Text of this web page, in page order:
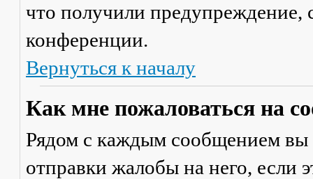
что получили предупреждение,
конференции.
Вернуться к началу
Как мне пожаловаться на
Рядом с каждым сообщением вы
отправки жалобы на него, если